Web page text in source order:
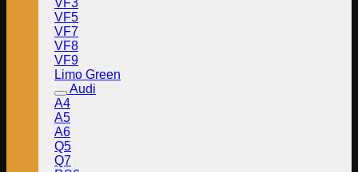
VF3
VF5
VF7
VF8
VF9
Limo Green
Audi
A4
A5
A6
Q5
Q7